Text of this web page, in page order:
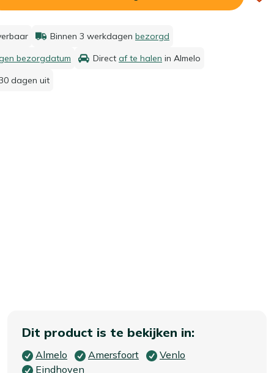
Binnen 3 werkdagen bezorgd
bezorgdatum
Direct af te halen in Almelo
dagen uit
Dit product is te bekijken in:
Almelo Amersfoort
Venlo
Eindhoven